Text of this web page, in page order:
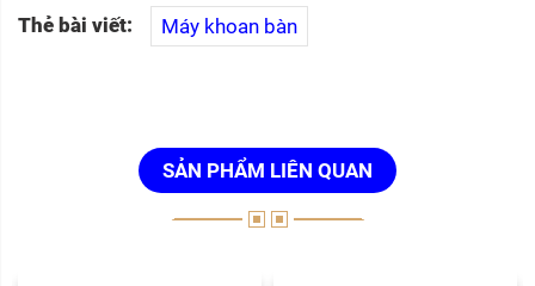
Thẻ bài viết: Máy khoan bàn
SẢN PHẨM LIÊN QUAN